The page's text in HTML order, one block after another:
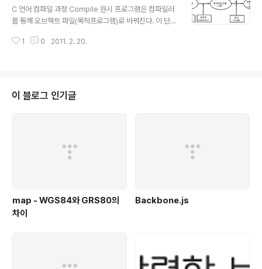
m; 변수 number와 변수 sum을 선언을 하면 심볼 테이블은 다음과 같이 만들
어진다. 심볼테이블은 주소기반으로 한다. 변수가 선언되..
C 언어 컴파일 과정 Compile 원시 프로그램은 컴파일러
를 통해 오브젝트 파일(목적프로그램)로 바꿔진다. 이 단계
이름이 a.c라면 a.c에 대하여 전처리기(preprocessor)
코드를 생성한다. # cc1 [other-command-line optio
ns] /tmp/a.i -o /tmp/a.s - a.s에 대하여 어셈블러를 수
1 0 2011. 2. 20.
이 블로그 인기글
map - WGS84와 GRS80의
차이
Backbone.js